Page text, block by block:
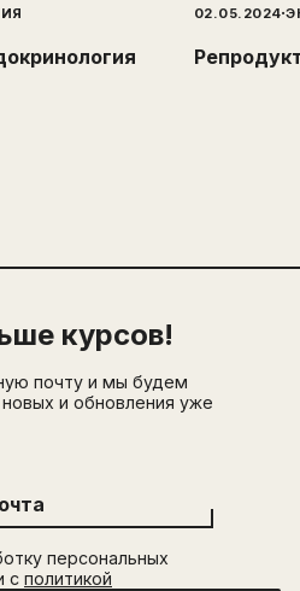
02.05.2024·
курсов!
почту и мы будем
и обновления уже
персональных
с политикой